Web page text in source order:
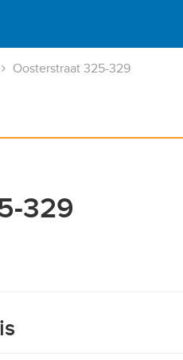
Oosterstraat 325-329
329